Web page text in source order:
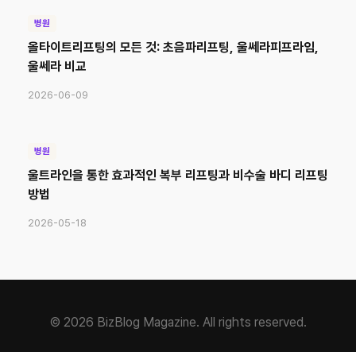
병원
올타이트리프팅의 모든 것: 초음파리프팅, 울쎄라피프라임,
울쎄라 비교
2026-06-09
병원
울트라인을 통한 효과적인 복부 리프팅과 비수술 바디 리프팅
방법
2026-05-18
© 2026 BizBlog Magazine. All rights reserved.